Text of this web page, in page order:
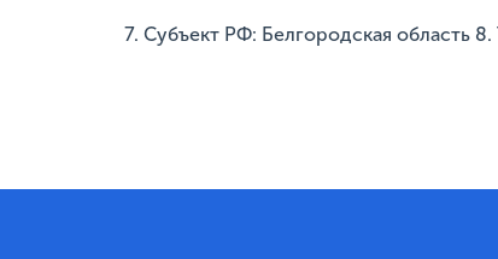
7. Субъект РФ: Белгородская область